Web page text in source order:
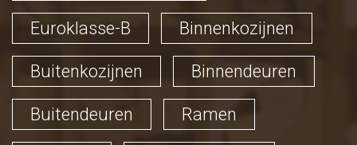
Euroklasse-B Binnenkozijnen
Buitenkozijnen Binnendeuren
Buitendeuren Ramen